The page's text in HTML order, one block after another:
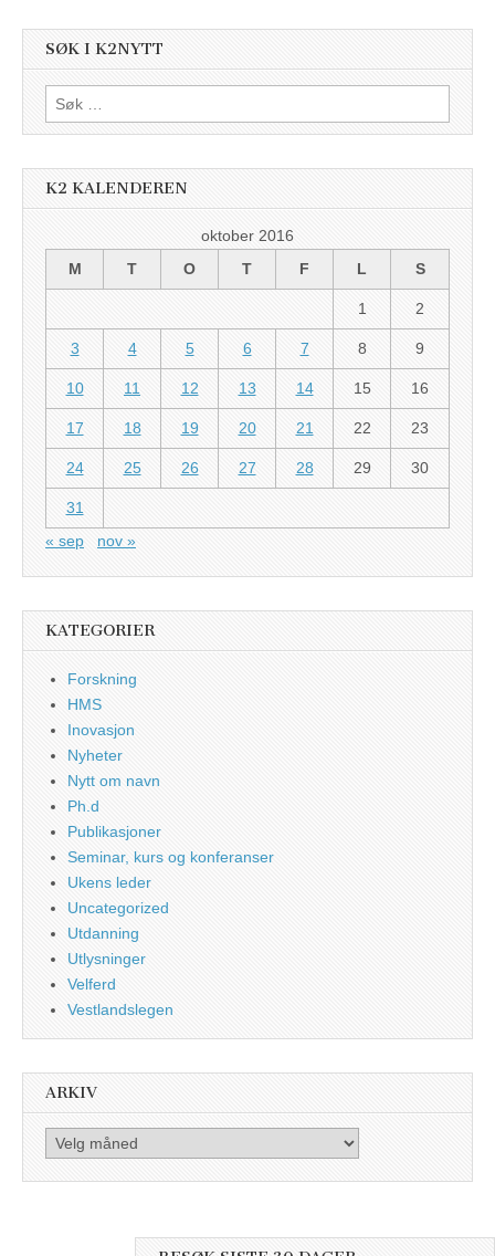
SØK I K2NYTT
Søk
etter:
K2 KALENDEREN
oktober 2016
M
T O T F L S
1 2
3 4 5 6 7 8 9
10 11 12 13 14 15 16
17 18 19 20 21 22 23
24 25 26 27 28 29 30
31
« sep
nov »
KATEGORIER
Forskning
HMS
Inovasjon
Nyheter
Nytt om navn
Ph.d
Publikasjoner
Seminar, kurs og konferanser
Ukens leder
Uncategorized
Utdanning
Utlysninger
Velferd
Vestlandslegen
ARKIV
Arkiv